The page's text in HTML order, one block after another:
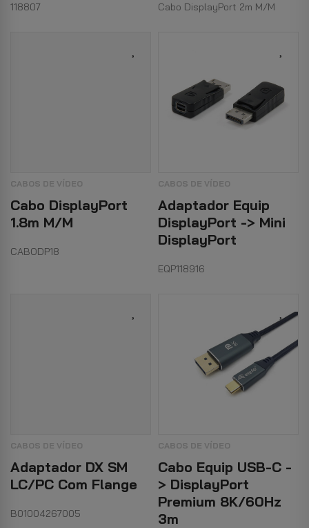
118807 Cabo DisplayPort 2m M/M
CABOS DE VÍDEO
Cabo DisplayPort
1.8m M/M
CABODP18
CABOS DE VÍDEO
Adaptador Equip
DisplayPort -> Mini
DisplayPort
EQP118916
CABOS DE VÍDEO
Adaptador DX SM
LC/PC Com Flange
B01004267005
CABOS DE VÍDEO
Cabo Equip USB-C -
> DisplayPort
Premium 8K/60Hz
3m